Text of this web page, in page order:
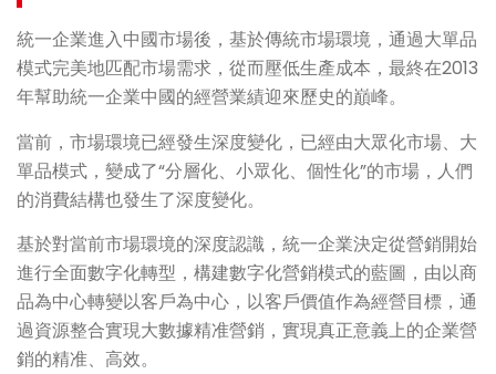
統一企業進入中國市場後，基於傳統市場環境，通過大單品
模式完美地匹配市場需求，從而壓低生產成本，最終在2013
年幫助統一企業中國的經營業績迎來歷史的巔峰。
當前，市場環境已經發生深度變化，已經由大眾化市場、大
單品模式，變成了“分層化、小眾化、個性化”的市場，人們
的消費結構也發生了深度變化。
基於對當前市場環境的深度認識，統一企業決定從營銷開始
進行全面數字化轉型，構建數字化營銷模式的藍圖，由以商
品為中心轉變以客戶為中心，以客戶價值作為經營目標，通
過資源整合實現大數據精准營銷，實現真正意義上的企業營
銷的精准、高效。